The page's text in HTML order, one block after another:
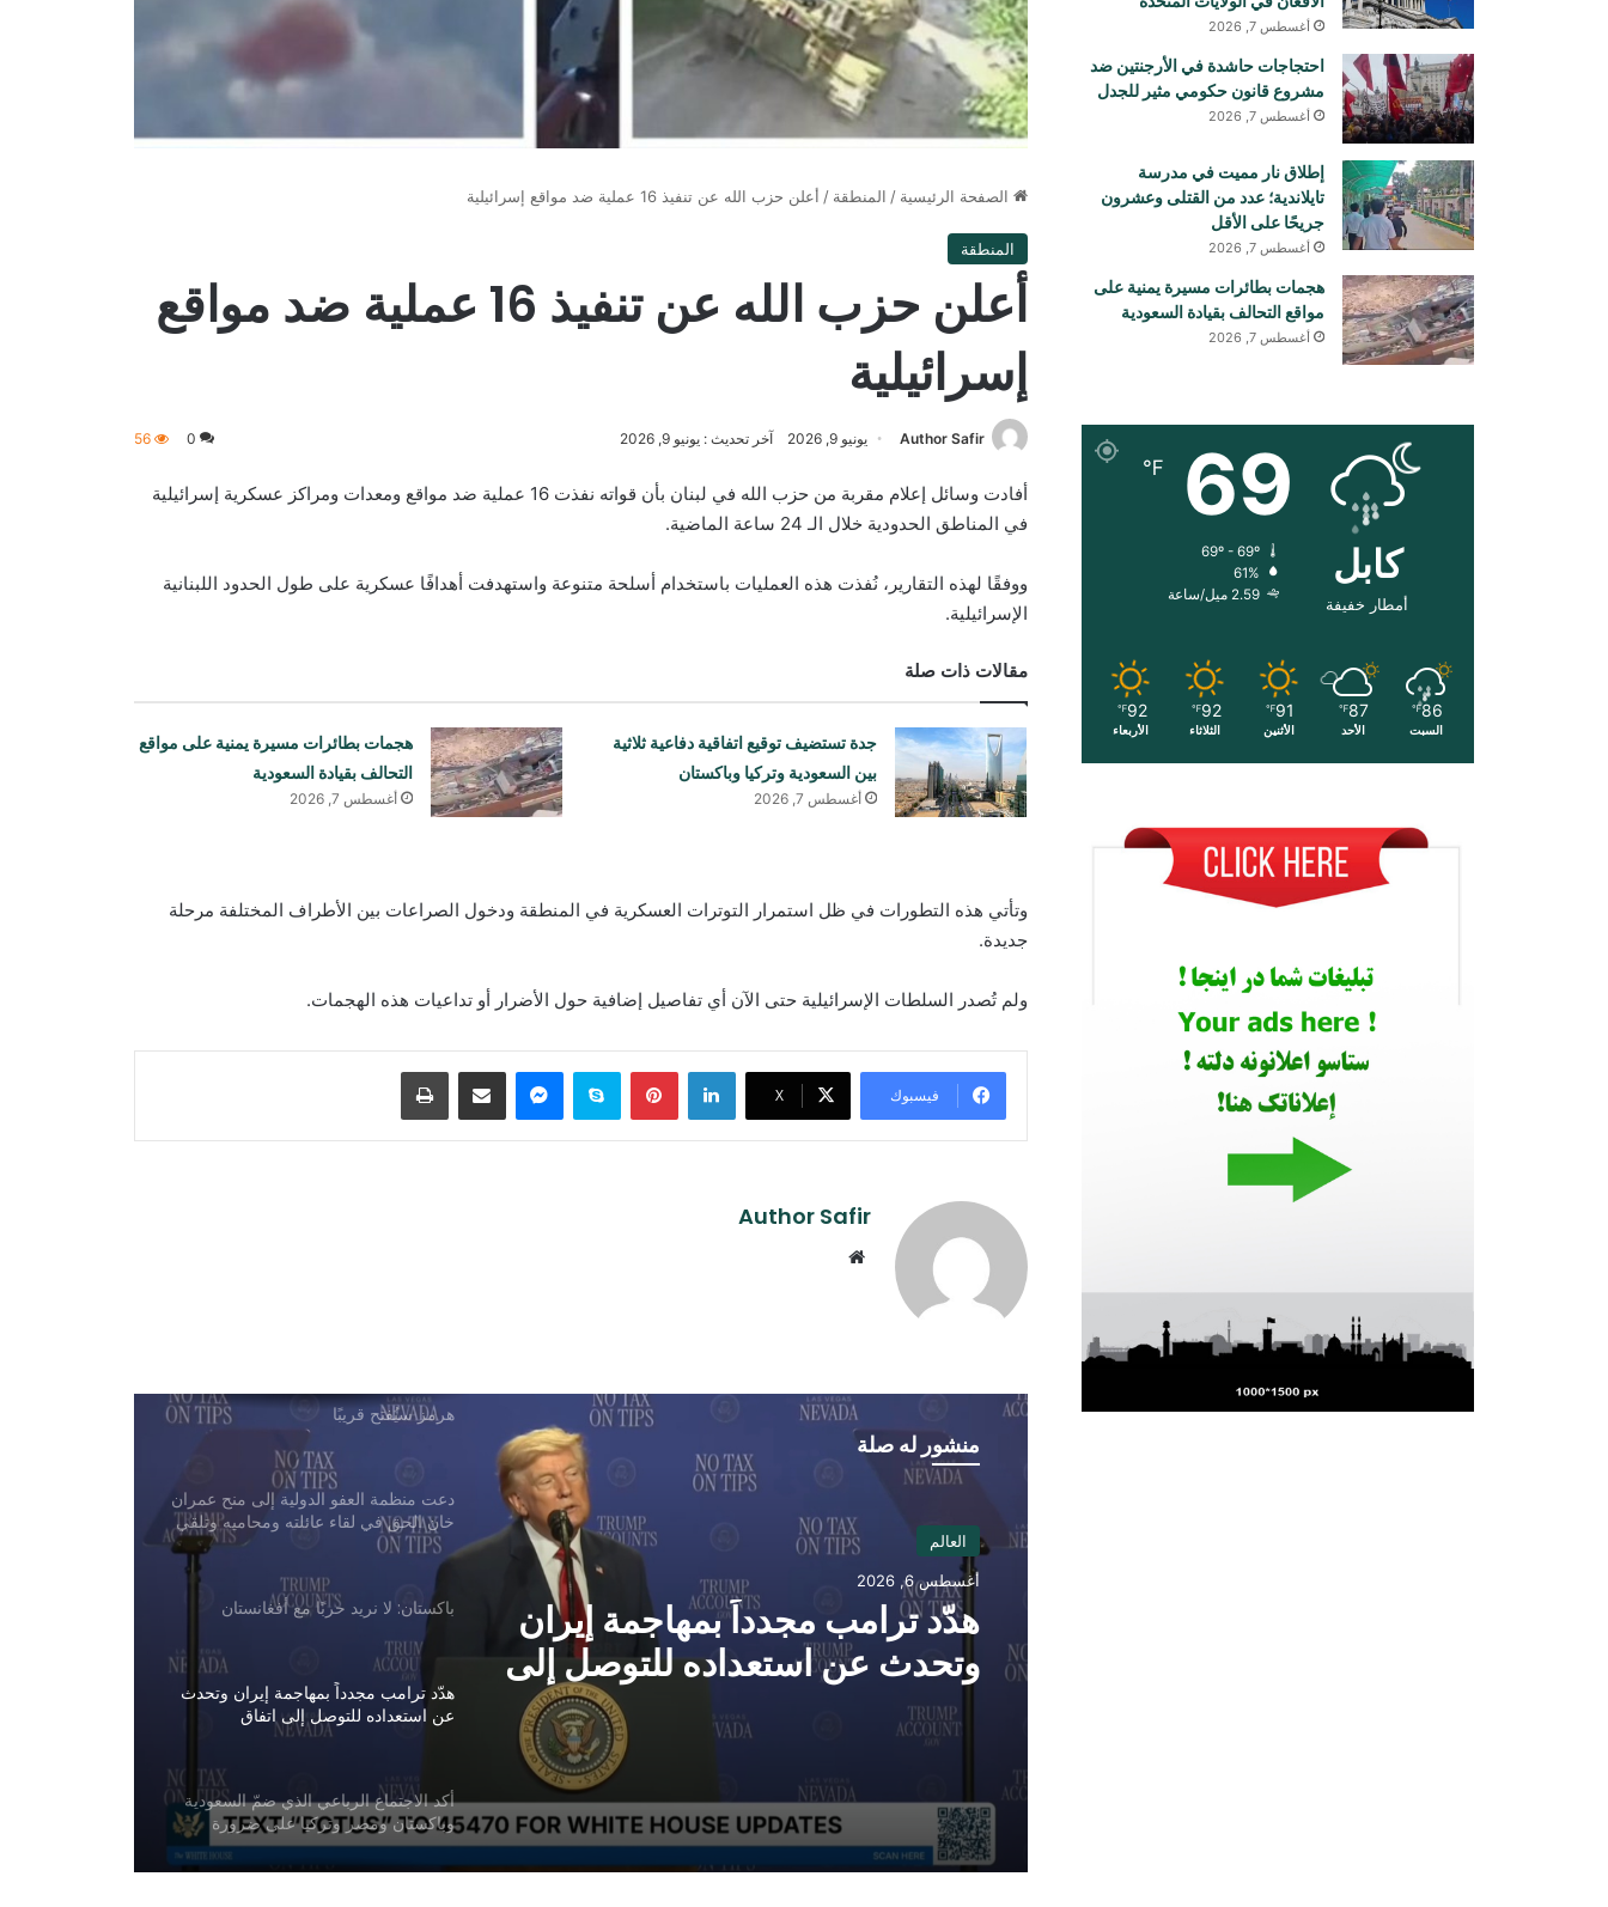
الصفحة الرئيسية / المنطقة / أعلن حزب الله عن تنفيذ 16 عملية ضد مواقع إسرائيلية
المنطقة
أعلن حزب الله عن تنفيذ 16 عملية ضد مواقع
إسرائيلية
Author Safir يونيو 9, 2026 آخر تحديث : يونيو 9, 2026 0
56
أفادت وسائل إعلام مقربة من حزب الله في لبنان بأن قواته نفذت 16 عملية ضد مواقع ومعدات ومراكز عسكرية إسرائيلية
في المناطق الحدودية خلال الـ 24 ساعة الماضية.
ووفقًا لهذه التقارير، نُفذت هذه العمليات باستخدام أسلحة متنوعة واستهدفت أهدافًا عسكرية على طول الحدود اللبنانية
الإسرائيلية.
مقالات ذات صلة
جدة تستضيف توقيع اتفاقية دفاعية ثلاثية
بين السعودية وتركيا وباكستان
أغسطس 7, 2026
هجمات بطائرات مسيرة يمنية على مواقع
التحالف بقيادة السعودية
أغسطس 7, 2026
وتأتي هذه التطورات في ظل استمرار التوترات العسكرية في المنطقة ودخول الصراعات بين الأطراف المختلفة مرحلة
جديدة.
ولم تُصدر السلطات الإسرائيلية حتى الآن أي تفاصيل إضافية حول الأضرار أو تداعيات هذه الهجمات.
فيسبوك ‫X
لينكدإن بينتيريستسكايب ماسنجر مشاركة عبر البريد طباعة
Author Safir
منشور له صلة
العالم
أغسطس 6, 2026
هدّد ترامب مجدداً بمهاجمة إيران
وتحدث عن استعداده للتوصل إلى
اتفاق
انفجار وحريق في منطقة جبل علي
الصناعية بدبي
ترامب: أسعار الطاقة ستنخفض ومضيق
هرمز سيُفتح قريبًا
دعت منظمة العفو الدولية إلى منح عمران
خان الحق في لقاء عائلته ومحاميه وتلقي
الرعاية الصحية
باكستان: لا نريد حربًا مع أفغانستان
هدّد ترامب مجدداً بمهاجمة إيران وتحدث
عن استعداده للتوصل إلى اتفاق
أكد الاجتماع الرباعي الذي ضمّ السعودية
وباكستان ومصر وتركيا على ضرورة
خفض حدة التوترات الإقليمية
أغسطس 7, 2026
احتجاجات حاشدة في الأرجنتين ضد
مشروع قانون حكومي مثير للجدل
أغسطس 7, 2026
إطلاق نار مميت في مدرسة
تايلاندية؛ عدد من القتلى وعشرون
جريحًا على الأقل
أغسطس 7, 2026
هجمات بطائرات مسيرة يمنية على
مواقع التحالف بقيادة السعودية
أغسطس 7, 2026
کابل
أمطار خفيفة
69
℉
61%
2.59 ميل/ساعة
86
℉
السبت
87
℉
الأحد
91
℉
الأثنين
92
℉
الثلاثاء
92
℉
الأربعاء